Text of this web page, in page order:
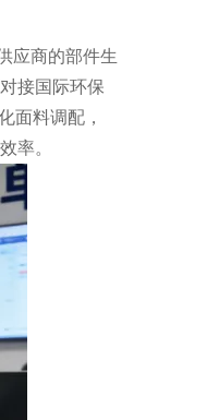
应商的部件生
接国际环保
面料调配，
率。